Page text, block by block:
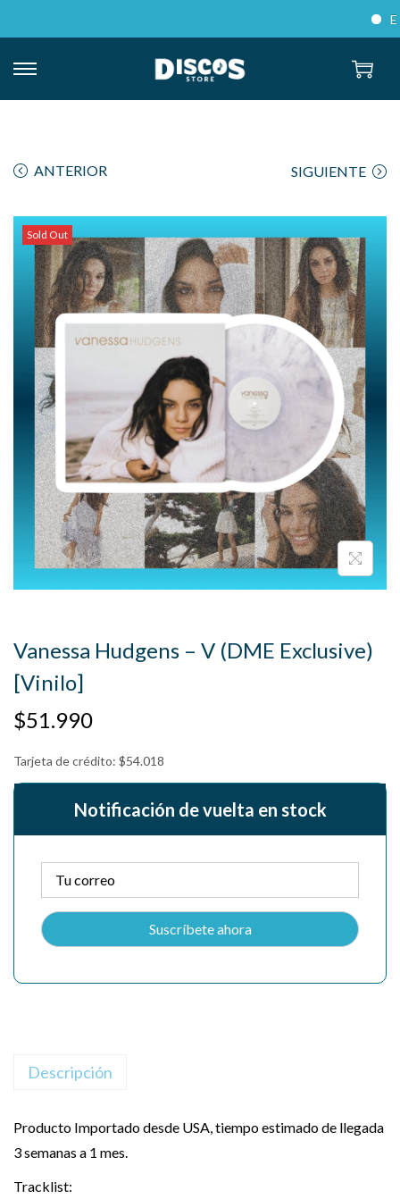
ANTERIOR SIGUIENTE
Sold Out
Vanessa Hudgens – V (DME Exclusive)
[Vinilo]
$51.990
Tarjeta de crédito: $54.018
Notificación de vuelta en stock
Descripción
Producto Importado desde USA, tiempo estimado de llegada
3 semanas a 1 mes.
Tracklist: